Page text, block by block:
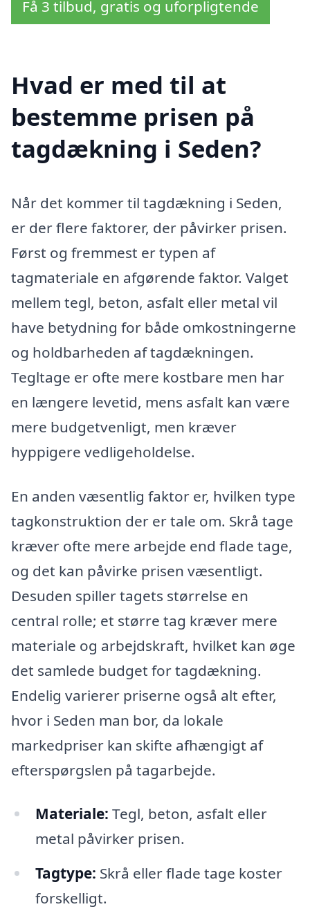
Få 3 tilbud, gratis og uforpligtende
Hvad er med til at
bestemme prisen på
tagdækning i Seden?
Når det kommer til tagdækning i Seden,
er der flere faktorer, der påvirker prisen.
Først og fremmest er typen af
tagmateriale en afgørende faktor. Valget
mellem tegl, beton, asfalt eller metal vil
have betydning for både omkostningerne
og holdbarheden af tagdækningen.
Tegltage er ofte mere kostbare men har
en længere levetid, mens asfalt kan være
mere budgetvenligt, men kræver
hyppigere vedligeholdelse.
En anden væsentlig faktor er, hvilken type
tagkonstruktion der er tale om. Skrå tage
kræver ofte mere arbejde end flade tage,
og det kan påvirke prisen væsentligt.
Desuden spiller tagets størrelse en
central rolle; et større tag kræver mere
materiale og arbejdskraft, hvilket kan øge
det samlede budget for tagdækning.
Endelig varierer priserne også alt efter,
hvor i Seden man bor, da lokale
markedpriser kan skifte afhængigt af
efterspørgslen på tagarbejde.
Materiale: Tegl, beton, asfalt eller
metal påvirker prisen.
Tagtype: Skrå eller flade tage koster
forskelligt.